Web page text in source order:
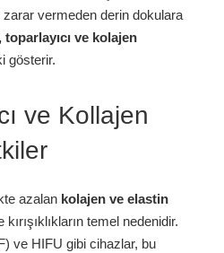
vermeden derin dokulara
toparlayıcı ve kolajen
gösterir.
ve Kollajen
azalan kolajen ve elastin
temel nedenidir.
ve HIFU gibi cihazlar, bu